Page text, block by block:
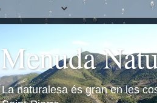
Menuda
La naturalesa és gran en les